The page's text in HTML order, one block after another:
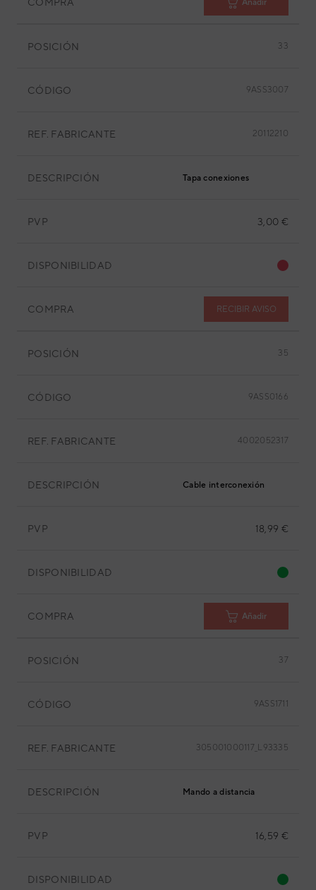
POSICIÓN 33
CÓDIGO 9ASS3007
REF. FABRICANTE 20112210
DESCRIPCIÓN Tapa conexiones
PVP 3,00 €
DISPONIBILIDAD
COMPRA RECIBIR AVISO
POSICIÓN 35
CÓDIGO 9ASS0166
REF. FABRICANTE 4002052317
DESCRIPCIÓN Cable interconexión
PVP 18,99 €
DISPONIBILIDAD
COMPRA Añadir
POSICIÓN 37
CÓDIGO 9ASS1711
REF. FABRICANTE 305001000117_L93335
DESCRIPCIÓN Mando a distancia
PVP 16,59 €
DISPONIBILIDAD